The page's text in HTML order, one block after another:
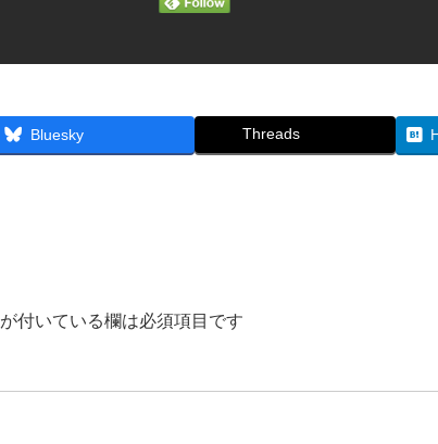
Bluesky Threads
が付いている欄は必須項目です